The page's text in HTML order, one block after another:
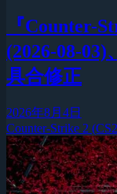
『Counter-
(2026-08-
具合修正
2026年8月4日
Counter-Strike 2